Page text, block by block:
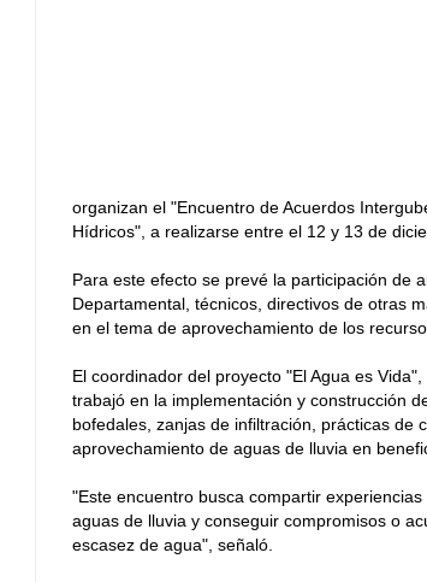
organizan el "Encuentro de Acuerdos
Hídricos", a realizarse entre el 12 y 13 de
Para este efecto se prevé la participación de
Departamental, técnicos, directivos de otras
en el tema de aprovechamiento de los
El coordinador del proyecto "El Agua es
trabajó en la implementación y construcción
bofedales, zanjas de infiltración, prácticas de
aprovechamiento de aguas de lluvia en
"Este encuentro busca compartir
aguas de lluvia y conseguir compromisos o
escasez de agua", señaló.